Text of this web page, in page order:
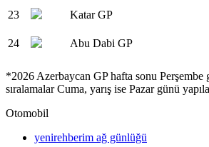
23 Katar GP
24 Abu Dabi GP
*2026 Azerbaycan GP hafta sonu Perşembe
sıralamalar Cuma, yarış ise Pazar günü
Otomobil
yenirehberim ağ günlüğü